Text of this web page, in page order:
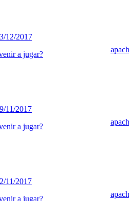
12/2017
a jugar?
11/2017
a jugar?
11/2017
a jugar?